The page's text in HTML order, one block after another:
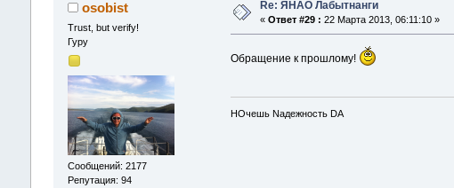
osobist
Trust, but verify!
Гуру
Сообщений: 2177
Репутация: 94
Re: ЯНАО Лабытнанги
« Ответ #29 : 22 Марта 2013, 06:11:10 »
Обращение к прошлому!
HOчешь Nадежность DA